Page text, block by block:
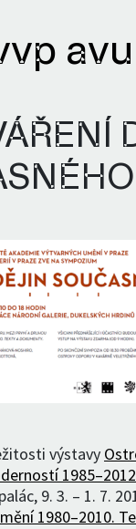
avu
výstavy
1985–2012
9. 3. – 1. 7.
1980–2010.